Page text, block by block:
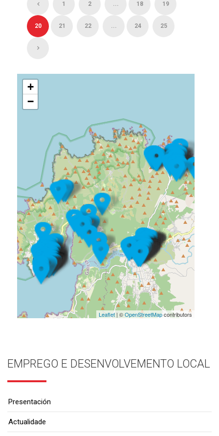
1 2 ... 18 19
20 21 22 ... 24 25
+
−
Leaflet| ©OpenStreetMapcontributors
EMPREGO E DESENVOLVEMENTO LOCAL
Presentación
Actualidade